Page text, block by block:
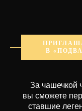
В
За чашечкой
вы сможете
ставшие